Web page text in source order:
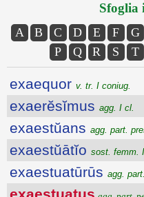
Sfoglia
A B C D E F G
P
Q R S T
exaequor v. tr. I coniug.
exaerĕsĭmus agg. I cl.
exaestŭans agg. part.
exaestŭātĭo sost. femm.
exaestuatūrūs agg.